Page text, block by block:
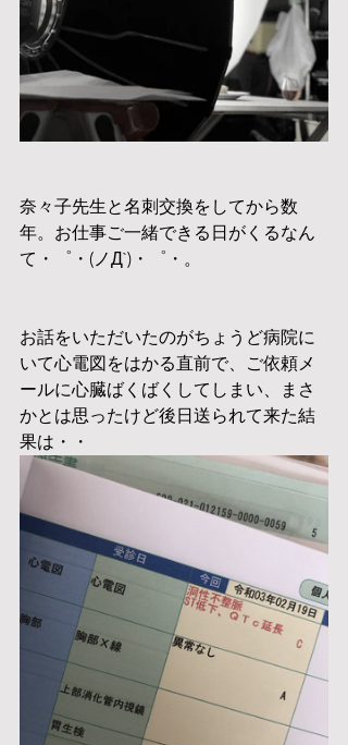
奈々子先生と名刺交換をしてから数
年。お仕事ご一緒できる日がくるなん
て・゜・(ノД`)・゜・。
お話をいただいたのがちょうど病院に
いて心電図をはかる直前で、ご依頼メ
ールに心臓ばくばくしてしまい、まさ
かとは思ったけど後日送られて来た結
果は・・